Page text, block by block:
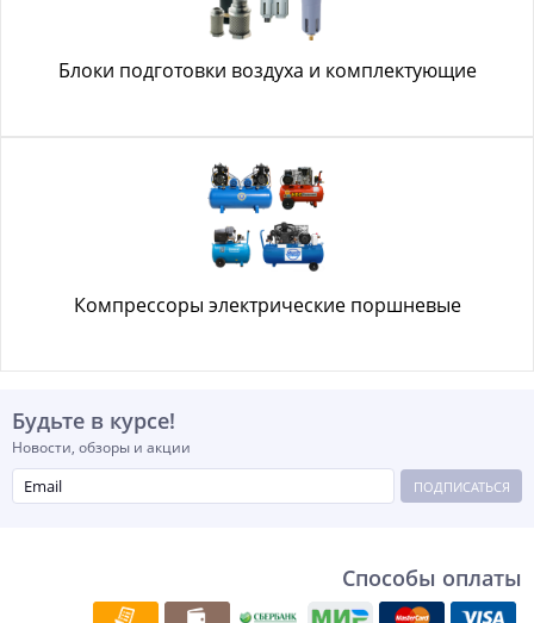
Блоки подготовки воздуха и комплектующие
Компрессоры электрические поршневые
Будьте в курсе!
Новости, обзоры и акции
ПОДПИСАТЬСЯ
Способы оплаты